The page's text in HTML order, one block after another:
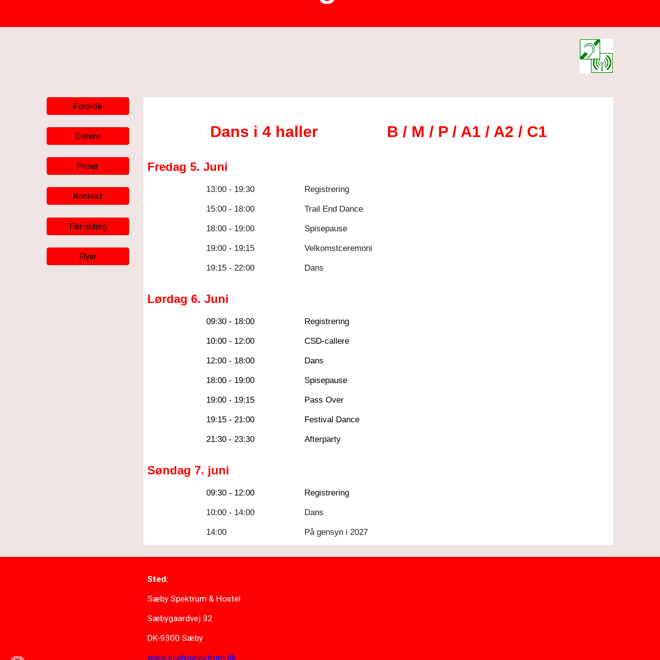
Forside
Callere
Priser
Kontakt
Tilmelding
Flyer
Dans i 4 haller B / M / P / A1 / A2 / C1
Fredag 5.Juni
13:00 - 19:30
Registrering
15:00 - 18:00
Trail End Dance
18:00 - 19:00
Spisepause
19:00 - 19:15
Velkomstceremoni
19:15 - 22:00
Dans
Lørdag6. Juni
09:30 - 18:00
Registrering
10:00 - 12:00
CSD-callere
12:00 - 18:00
Dans
18:00 - 19:00
Spisepause
19:00 - 19:15
Pass Over
19:15 - 21:00
Festival Dance
21:30 - 23:30
Afterparty
Søndag 7. juni
09:30 - 12:00
Registrering
10:00 - 14:00
Dans
14:00
På gensyn i 2027
Sted:
Sæby Spektrum & Hostel
Sæbygaardvej 32
DK-9300 Sæby
www.saebyspektrum.dk